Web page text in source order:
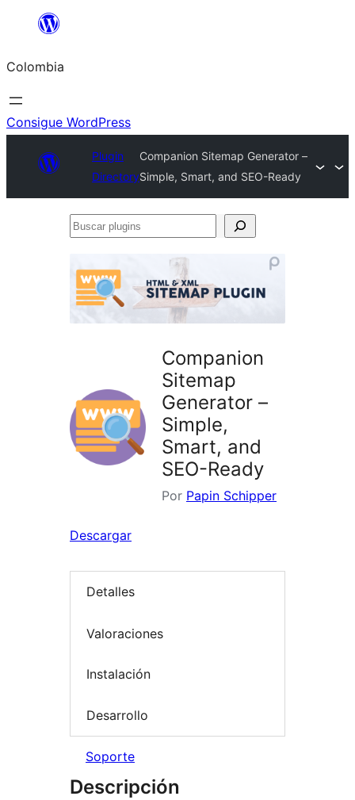
Saltar
contenido
Colombia
Consigue WordPress
Plugin
Directory
Companion Sitemap Generator –
Simple, Smart, and SEO-Ready
Buscar
Companion
Sitemap
Generator –
Simple,
Smart, and
SEO-Ready
Por Papin Schipper
Descargar
Detalles
Valoraciones
Instalación
Desarrollo
Soporte
Descripción